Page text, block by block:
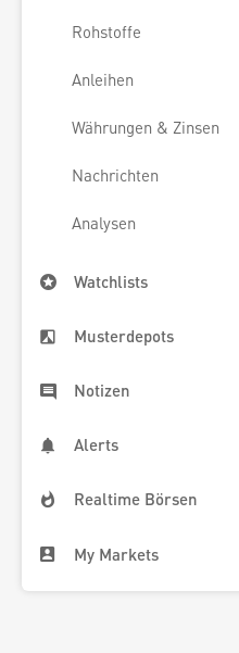
Rohstoffe
Anleihen
Währungen & Zinsen
Nachrichten
Analysen
Watchlists
Musterdepots
Notizen
Alerts
Realtime Börsen
My Markets